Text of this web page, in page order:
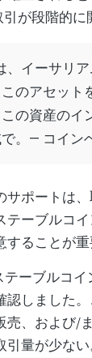
が段階的に
、イーサリ
のアセッ
の資産のイ
。 — コイン
サポートは
テーブルコ
することが
テーブルコ
認しました
売、および/
量が少ない